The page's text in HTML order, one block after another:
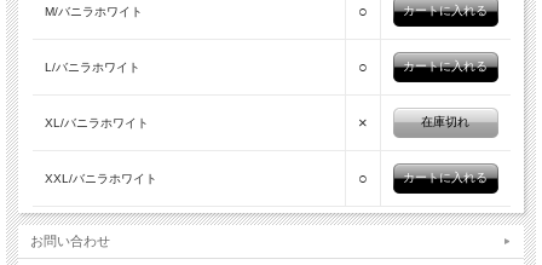
M/バニラホワイト ○
L/バニラホワイト ○
XL/バニラホワイト × 在庫切れ
XXL/バニラホワイト ○
お問い合わせ